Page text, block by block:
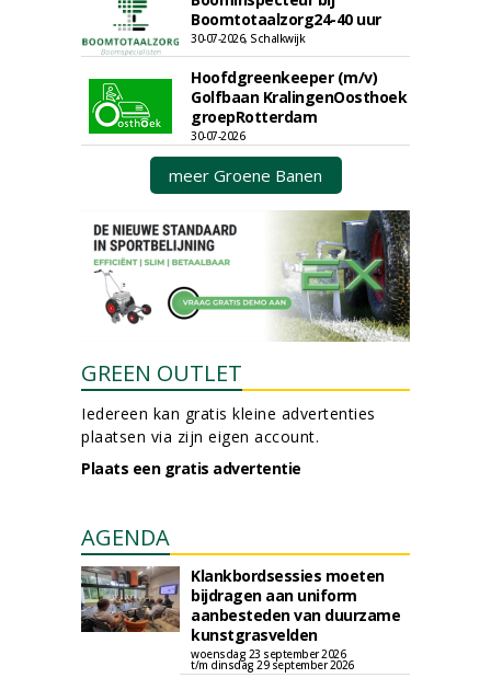
Boomtotaalzorg24-40 uur
30-07-2026, Schalkwijk
Hoofdgreenkeeper (m/v)
Golfbaan KralingenOosthoek
groepRotterdam
30-07-2026
meer Groene Banen
GREEN OUTLET
Iedereen kan gratis kleine advertenties
plaatsen via zijn eigen account.
Plaats een gratis advertentie
AGENDA
Klankbordsessies moeten
bijdragen aan uniform
aanbesteden van duurzame
kunstgrasvelden
woensdag 23 september 2026
t/m dinsdag 29 september 2026